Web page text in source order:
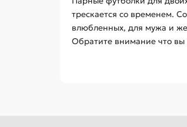
трескается со временем.
влюбленных, для мужа и
Обратите внимание что